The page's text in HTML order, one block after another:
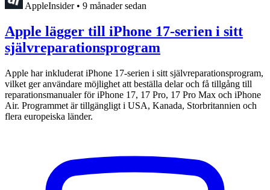
AppleInsider • 9 månader sedan
Apple lägger till iPhone 17-serien i sitt
självreparationsprogram
Apple har inkluderat iPhone 17-serien i sitt självreparationsprogram,
vilket ger användare möjlighet att beställa delar och få tillgång till
reparationsmanualer för iPhone 17, 17 Pro, 17 Pro Max och iPhone
Air. Programmet är tillgängligt i USA, Kanada, Storbritannien och
flera europeiska länder.